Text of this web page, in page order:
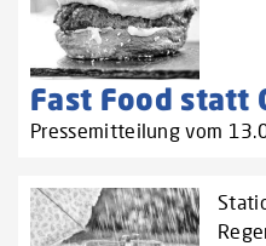
Fast Food statt
Pressemitteilung vom